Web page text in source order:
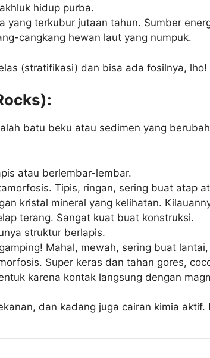
hidup purba.
yang terkubur jutaan tahun. Sumber
cangkang hewan laut yang numpuk.
(stratifikasi) dan bisa ada fosilnya, lho!
batu beku atau sedimen yang
atau berlembar-lembar.
Tipis, ringan, sering buat atap
kristal mineral yang kelihatan.
terang. Sangat kuat buat konstruksi.
struktur berlapis.
Mahal, mewah, sering buat
Super keras dan tahan gores,
karena kontak langsung dengan
dan kadang juga cairan kimia aktif.